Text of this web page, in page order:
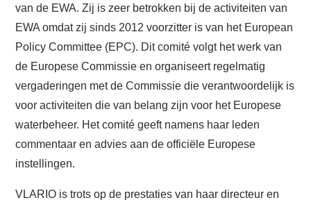
van de EWA. Zij is zeer betrokken bij de activiteiten van
EWA omdat zij sinds 2012 voorzitter is van het European
Policy Committee (EPC). Dit comité volgt het werk van
de Europese Commissie en organiseert regelmatig
vergaderingen met de Commissie die verantwoordelijk is
voor activiteiten die van belang zijn voor het Europese
waterbeheer. Het comité geeft namens haar leden
commentaar en advies aan de officiële Europese
instellingen.
VLARIO is trots op de prestaties van haar directeur en